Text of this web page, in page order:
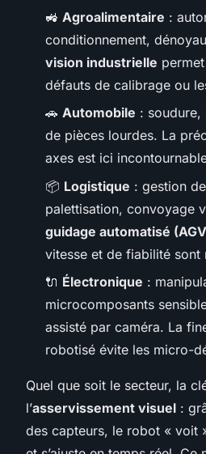
🚜 Agroalimentaire :
conditionnement,
vision industrielle
défauts de calibrage ou
🚗 Automobile : soudure,
de pièces lourdes. La
axes est ici
📦 Logistique : gestion
palettisation, convoyage
guidage automatisé
vitesse et de fiabilité sont
🔌 Électronique :
microcomposants
assisté par caméra. La
robotisé évite les micro-
Quel que soit le secteur, la
l’asservissement visuel :
des capteurs, le robot « voit